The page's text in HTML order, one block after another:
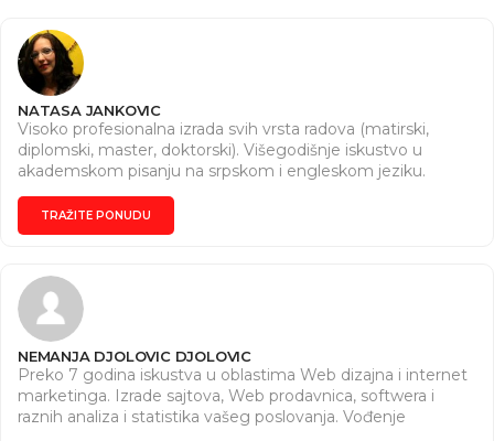
NATASA JANKOVIC
Visoko profesionalna izrada svih vrsta radova (matirski,
diplomski, master, doktorski). Višegodišnje iskustvo u
akademskom pisanju na srpskom i engleskom jeziku.
Prednost imaju društvene nauke
TRAŽITE PONUDU
NEMANJA DJOLOVIC DJOLOVIC
Preko 7 godina iskustva u oblastima Web dizajna i internet
marketinga. Izrade sajtova, Web prodavnica, softwera i
raznih analiza i statistika vašeg poslovanja. Vođenje